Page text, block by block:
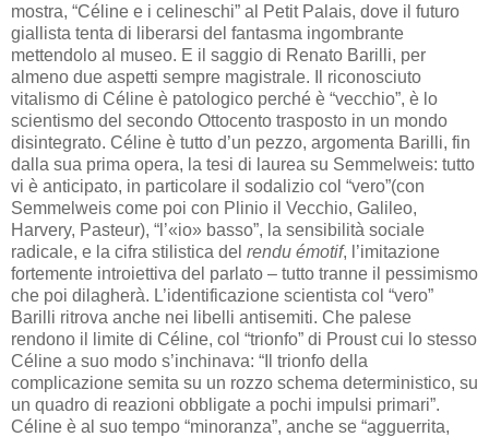
mostra, “Céline e i celineschi” al Petit Palais, dove il futuro
giallista tenta di liberarsi del fantasma ingombrante
mettendolo al museo. E il saggio di Renato Barilli, per
almeno due aspetti sempre magistrale. Il riconosciuto
vitalismo di Céline è patologico perché è “vecchio”, è lo
scientismo del secondo Ottocento trasposto in un mondo
disintegrato. Céline è tutto d’un pezzo, argomenta Barilli, fin
dalla sua prima opera, la tesi di laurea su Semmelweis: tutto
vi è anticipato, in particolare il sodalizio col “vero”(con
Semmelweis come poi con Plinio il Vecchio, Galileo,
Harvery, Pasteur), “l’«io» basso”, la sensibilità sociale
radicale, e la cifra stilistica del rendu émotif, l’imitazione
fortemente introiettiva del parlato – tutto tranne il pessimismo
che poi dilagherà. L’identificazione scientista col “vero”
Barilli ritrova anche nei libelli antisemiti. Che palese
rendono il limite di Céline, col “trionfo” di Proust cui lo stesso
Céline a suo modo s’inchinava: “Il trionfo della
complicazione semita su un rozzo schema deterministico, su
un quadro di reazioni obbligate a pochi impulsi primari”.
Céline è al suo tempo “minoranza”, anche se “agguerrita,